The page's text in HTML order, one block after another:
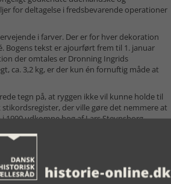
for deltagelse i fredsbevarende operationer
i farver. Der er for hver dekoration
Bogens tekst er ajourført frem til 1. januar
der omtales er Dronning Ingrids
ca. 3,2 kg, er der kun én fornuftig måde at
tegn på, at ryggen ikke vil kunne holde til
der ville gøre det nemmere at
1990 udkomne bog af Lars Stevnsborg
sig for dette område. Vi er mange
af
standardværket for faghistorikere,